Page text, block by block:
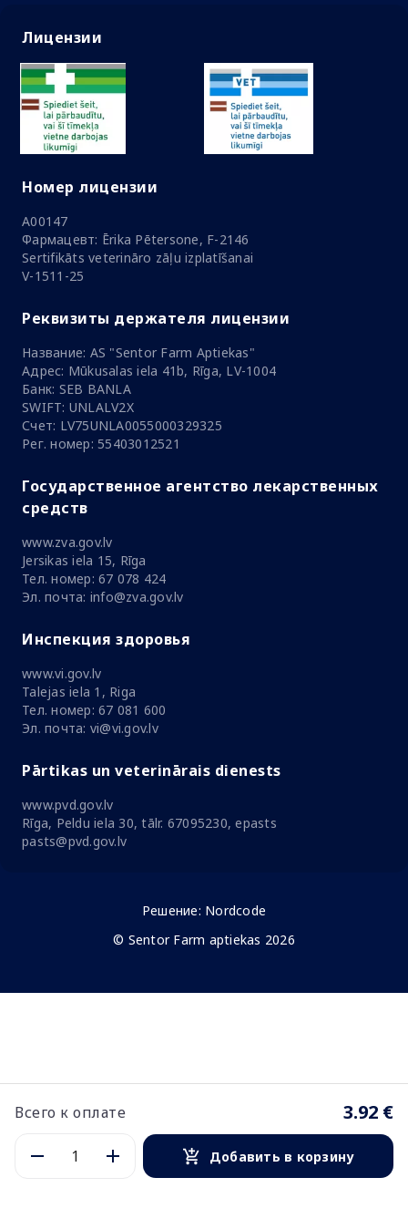
Всего к оплате 3.92 €
Добавить в корзину
Лицензии
Номер лицензии
A00147
Фармацевт: Ērika Pētersone, F-2146
Sertifikāts veterināro zāļu izplatīšanai
V-1511-25
Реквизиты держателя лицензии
Название: AS "Sentor Farm Aptiekas"
Адрес: Mūkusalas iela 41b, Rīga, LV-1004
Банк: SEB BANLA
SWIFT: UNLALV2X
Счет: LV75UNLA0055000329325
Рег. номер: 55403012521
Государственное агентство лекарственных
средств
www.zva.gov.lv
Jersikas iela 15, Rīga
Тел. номер: 67 078 424
Эл. почта: info@zva.gov.lv
Инспекция здоровья
www.vi.gov.lv
Talejas iela 1, Riga
Тел. номер: 67 081 600
Эл. почта: vi@vi.gov.lv
Pārtikas un veterinārais dienests
www.pvd.gov.lv
Rīga, Peldu iela 30, tālr. 67095230, epasts
pasts@pvd.gov.lv
Решение: Nordcode
© Sentor Farm aptiekas 2026